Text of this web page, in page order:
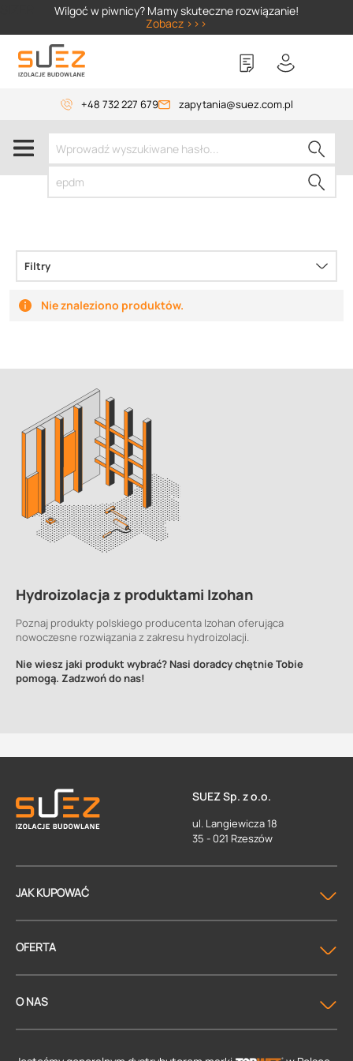
Wilgoć w piwnicy? Mamy skuteczne rozwiązanie!
Zobacz >>>
+48 732 227 679 zapytania@suez.com.pl
Filtry
Nie znaleziono produktów.
Hydroizolacja z produktami Izohan
Poznaj produkty polskiego producenta Izohan oferująca
nowoczesne rozwiązania z zakresu hydroizolacji.
Nie wiesz jaki produkt wybrać? Nasi doradcy chętnie Tobie
pomogą. Zadzwoń do nas!
SUEZ Sp. z o.o.
ul. Langiewicza 18
35 - 021 Rzeszów
JAK KUPOWAĆ
OFERTA
O NAS